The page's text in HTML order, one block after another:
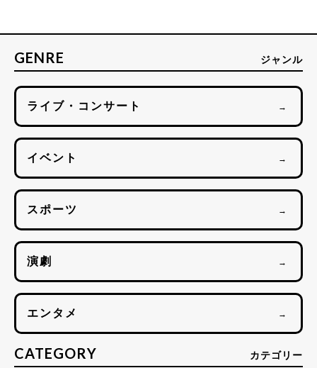
GENRE ジャンル
ライブ・コンサート →
イベント →
スポーツ →
演劇 →
エンタメ →
CATEGORY カテゴリー